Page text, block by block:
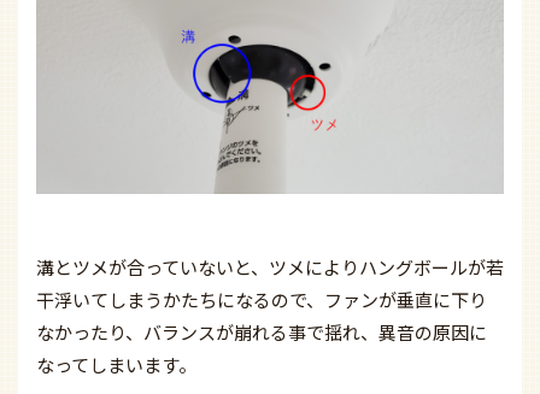
溝とツメが合っていないと、ツメによりハングボールが若
干浮いてしまうかたちになるので、ファンが垂直に下り
なかったり、バランスが崩れる事で揺れ、異音の原因に
なってしまいます。